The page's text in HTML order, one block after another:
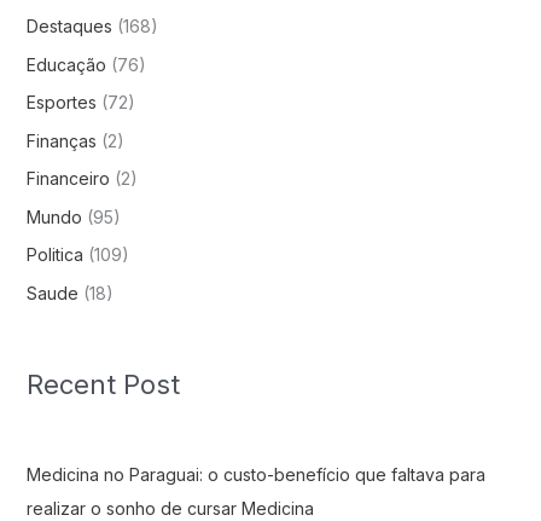
Destaques (168)
Educação (76)
Esportes (72)
Finanças (2)
Financeiro (2)
Mundo (95)
Politica (109)
Saude (18)
Recent Post
Medicina no Paraguai: o custo-benefício que faltava para
realizar o sonho de cursar Medicina